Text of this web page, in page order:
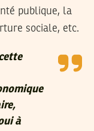
publique, la
sociale, etc.
,
à